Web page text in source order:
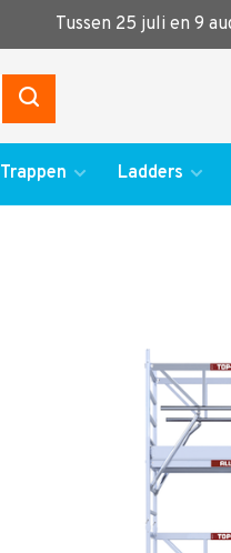
Tussen 25 juli en 9
Trappen Ladders